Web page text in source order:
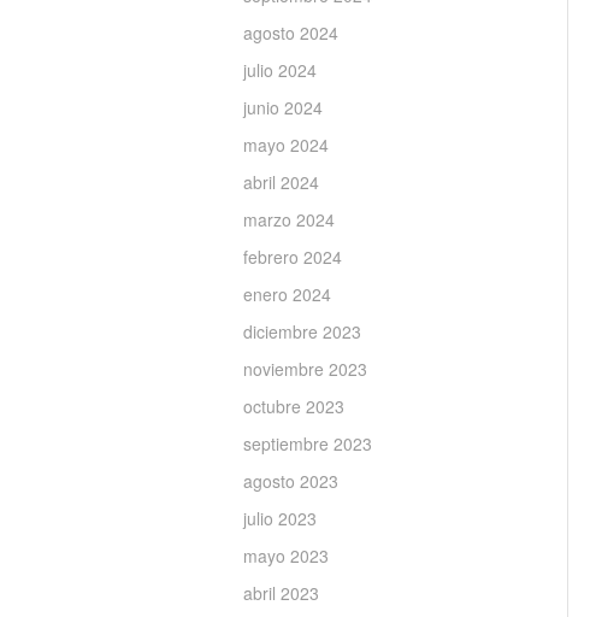
agosto 2024
julio 2024
junio 2024
mayo 2024
abril 2024
marzo 2024
febrero 2024
enero 2024
diciembre 2023
noviembre 2023
octubre 2023
septiembre 2023
agosto 2023
julio 2023
mayo 2023
abril 2023